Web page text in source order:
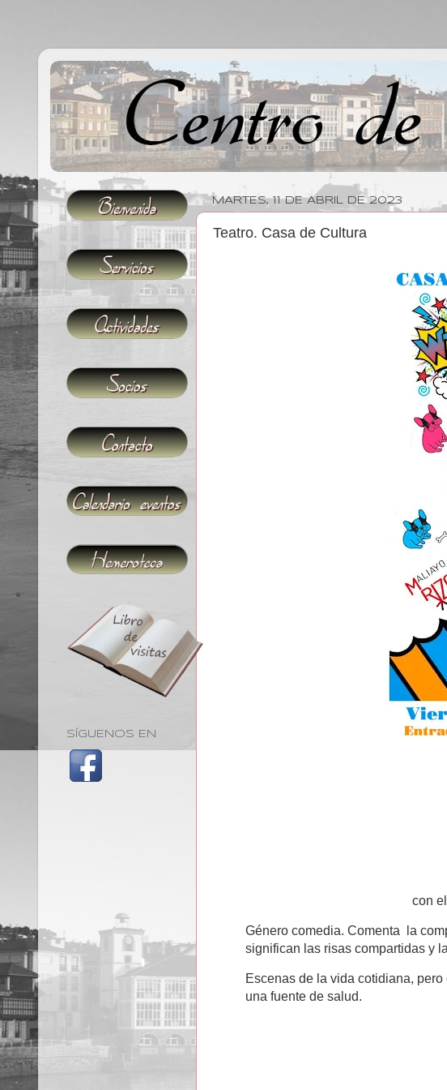
MARTES, 11 DE ABRIL DE 2023
Teatro. Casa de Cultura
con
Género comedia. Comenta la
significan las risas compartidas y
Escenas de la vida cotidiana,
una fuente de salud.
SÍGUENOS EN